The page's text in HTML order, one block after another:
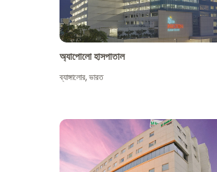
অ্যাপোলো হাসপাতাল
ব্যাঙ্গালোর,ভারত